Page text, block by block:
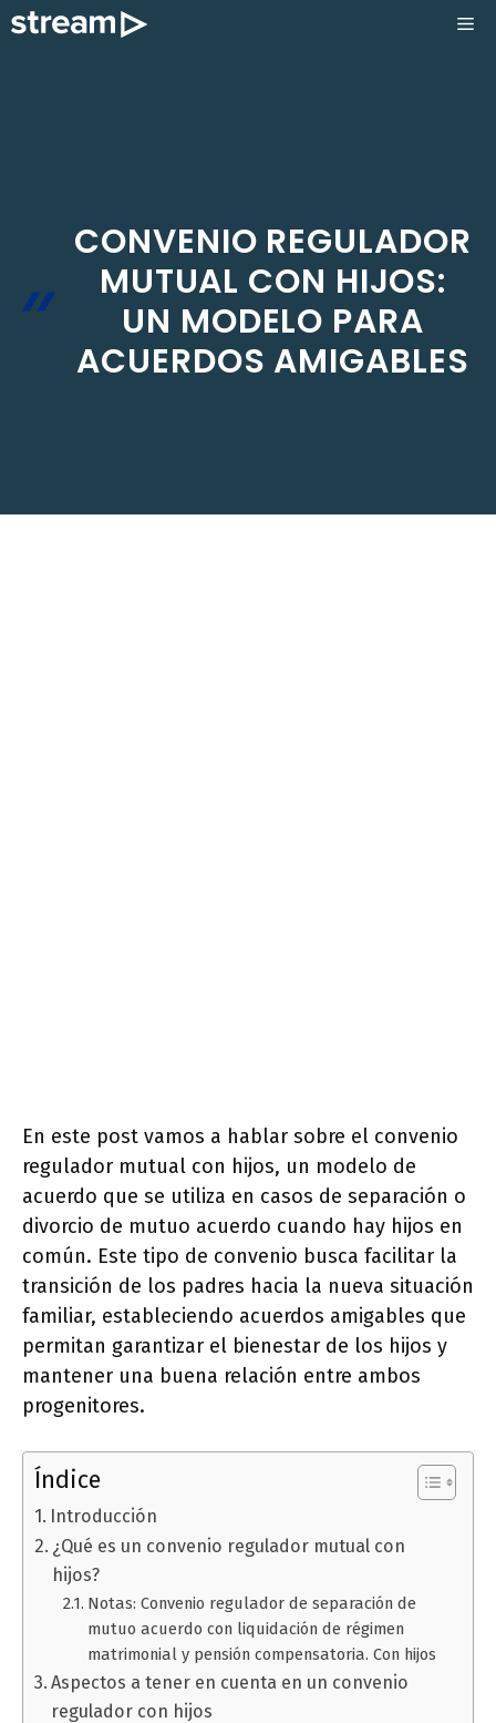
Saltar
CONVENIO REGULADOR
MUTUAL CON HIJOS:
UN MODELO PARA
ACUERDOS AMIGABLES
En este post vamos a hablar sobre el convenio
regulador mutual con hijos, un modelo de
acuerdo que se utiliza en casos de separación o
divorcio de mutuo acuerdo cuando hay hijos en
común. Este tipo de convenio busca facilitar la
transición de los padres hacia la nueva situación
familiar, estableciendo acuerdos amigables que
permitan garantizar el bienestar de los hijos y
mantener una buena relación entre ambos
progenitores.
Índice
Introducción
¿Qué es un convenio regulador mutual con
hijos?
Notas: Convenio regulador de separación de
mutuo acuerdo con liquidación de régimen
matrimonial y pensión compensatoria. Con hijos
Aspectos a tener en cuenta en un convenio
regulador con hijos